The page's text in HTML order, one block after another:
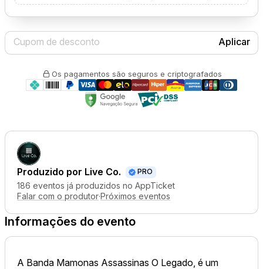
Produzido por Live Co. PRO
186 eventos já produzidos no AppTicket
Falar com o produtor·Próximos eventos
Informações do evento
A Banda Mamonas Assassinas O Legado, é um
Aplicar
Os pagamentos são seguros e criptografados